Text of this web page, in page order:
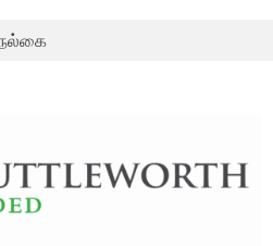
நல்கை